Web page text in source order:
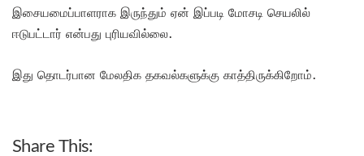
இசையமைப்பாளராக இருந்தும் ஏன் இப்படி மோசடி செயலில்
ஈடுபட்டார் என்பது புரியவில்லை.
இது தொடர்பான மேலதிக தகவல்களுக்கு காத்திருக்கிறோம்.
Share This: